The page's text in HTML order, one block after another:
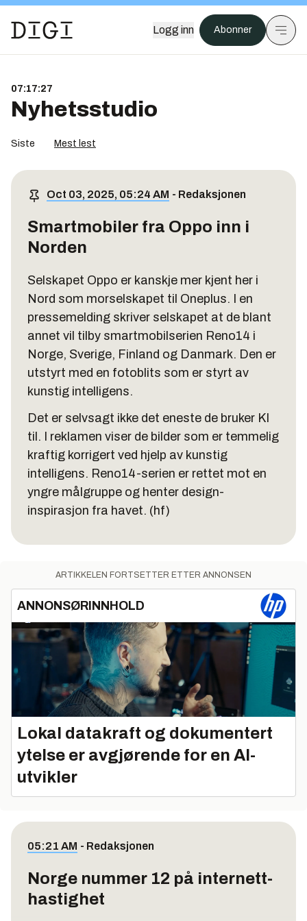
Logg inn Abonner
07:17:27
Nyhetsstudio
Siste Mest lest
Oct 03, 2025, 05:24 AM - Redaksjonen
Smartmobiler fra Oppo inn i
Norden
Selskapet Oppo er kanskje mer kjent her i
Nord som morselskapet til Oneplus. I en
pressemelding skriver selskapet at de blant
annet vil tilby smartmobilserien Reno14 i
Norge, Sverige, Finland og Danmark. Den er
utstyrt med en fotoblits som er styrt av
kunstig intelligens.
Det er selvsagt ikke det eneste de bruker KI
til. I reklamen viser de bilder som er temmelig
kraftig korrigert ved hjelp av kunstig
intelligens. Reno14-serien er rettet mot en
yngre målgruppe og henter design-
inspirasjon fra havet. (hf)
ARTIKKELEN FORTSETTER ETTER ANNONSEN
ANNONSØRINNHOLD
Lokal datakraft og dokumentert
ytelse er avgjørende for en AI-
utvikler
05:21 AM - Redaksjonen
Norge nummer 12 på internett-
hastighet